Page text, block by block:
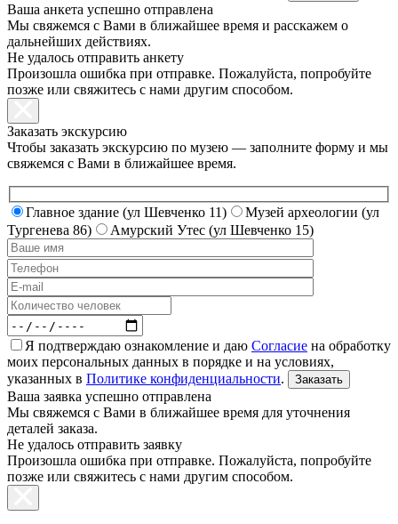
Ваша анкета успешно отправлена
Мы свяжемся с Вами в ближайшее время и расскажем о
дальнейших действиях.
Не удалось отправить анкету
Произошла ошибка при отправке. Пожалуйста, попробуйте
позже или свяжитесь с нами другим способом.
Заказать экскурсию
Чтобы заказать экскурсию по музею — заполните форму и мы
свяжемся с Вами в ближайшее время.
Главное здание (ул Шевченко 11)
Музей археологии (ул
Тургенева 86)
Амурский Утес (ул Шевченко 15)
Я подтверждаю ознакомление и даю Согласие на обработку
моих персональных данных в порядке и на условиях,
указанных в Политике конфиденциальности.
Ваша заявка успешно отправлена
Мы свяжемся с Вами в ближайшее время для уточнения
деталей заказа.
Не удалось отправить заявку
Произошла ошибка при отправке. Пожалуйста, попробуйте
позже или свяжитесь с нами другим способом.